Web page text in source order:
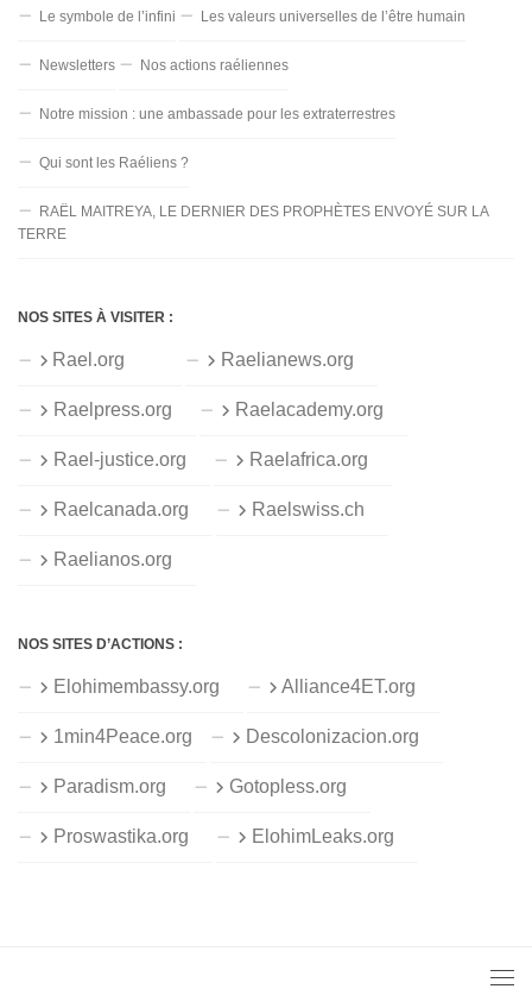
Le symbole de l’infini Les valeurs universelles de l’être humain
Newsletters Nos actions raéliennes
Notre mission : une ambassade pour les extraterrestres
Qui sont les Raéliens ?
RAËL MAITREYA, LE DERNIER DES PROPHÈTES ENVOYÉ SUR LA
TERRE
NOS SITES À VISITER :
Rael.org Raelianews.org
Raelpress.org Raelacademy.org
Rael-justice.org Raelafrica.org
Raelcanada.org Raelswiss.ch
Raelianos.org
NOS SITES D’ACTIONS :
Elohimembassy.org Alliance4ET.org
1min4Peace.org Descolonizacion.org
Paradism.org Gotopless.org
Proswastika.org ElohimLeaks.org